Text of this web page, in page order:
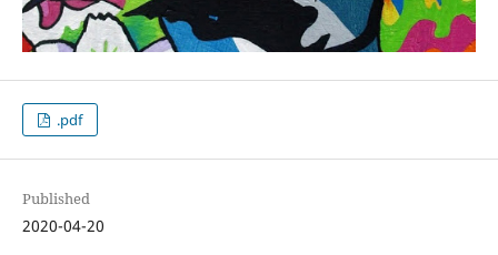
.pdf
Published
2020-04-20